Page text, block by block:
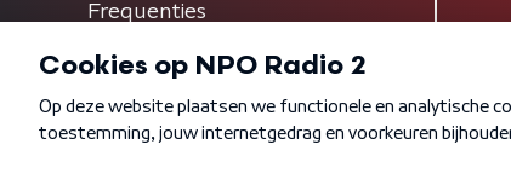
Frequenties
Algemene voorwaarden Privacybeleid